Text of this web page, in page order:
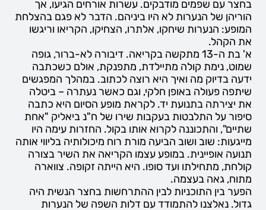
בחצר עם שפמים מודבקים. עשרות אורחים הגיעו, אך
הוריהן של הנערות לא היו ביניהם. הדבר לא פגם בהצלחת
המופע: הנערות שיחקו, אלתרו, הצחיקו, הקריאו וריגשו
את הקהל.
א' בת ה-13 מתקשה בקריאה. דיבורה לא-ברור, גופה
שמוט, נימת קולה מתיילדת, מתפנקת, אולם כשכתבה
ידעה בדיוק מה ואיך היא רוצה לכתוב. במהלך המפגשים
שיתפה פעולה באופן חלקי, וגם כאשר נעתרה – ביטלה
את יצירתה בתנועת יד. לקראת מופע הסיום היא כתבה
סיפור על התלבטות בעקבות שירו של ח"נ ביאליק "אחת
שתיים", והתכוננה לקרוא אותו בקול. החזרות עימה היו
מייגעות: שוב ושוב הביעה מורת רוח מיכולותיה בליווי אותה
תנועה אופיינית. במופע עצמו הקריאה את השיר בצורה
קולחת, מתחילתו ועד סופו. היא הייתה זקופה. צווארה
מתוח, גאה בעצמה.
הפער בין התוכניות לבין ההתרחשות בחצר הנשית היה
גדול. נאלצנו להתמודד עם דלות השפה של הנערות